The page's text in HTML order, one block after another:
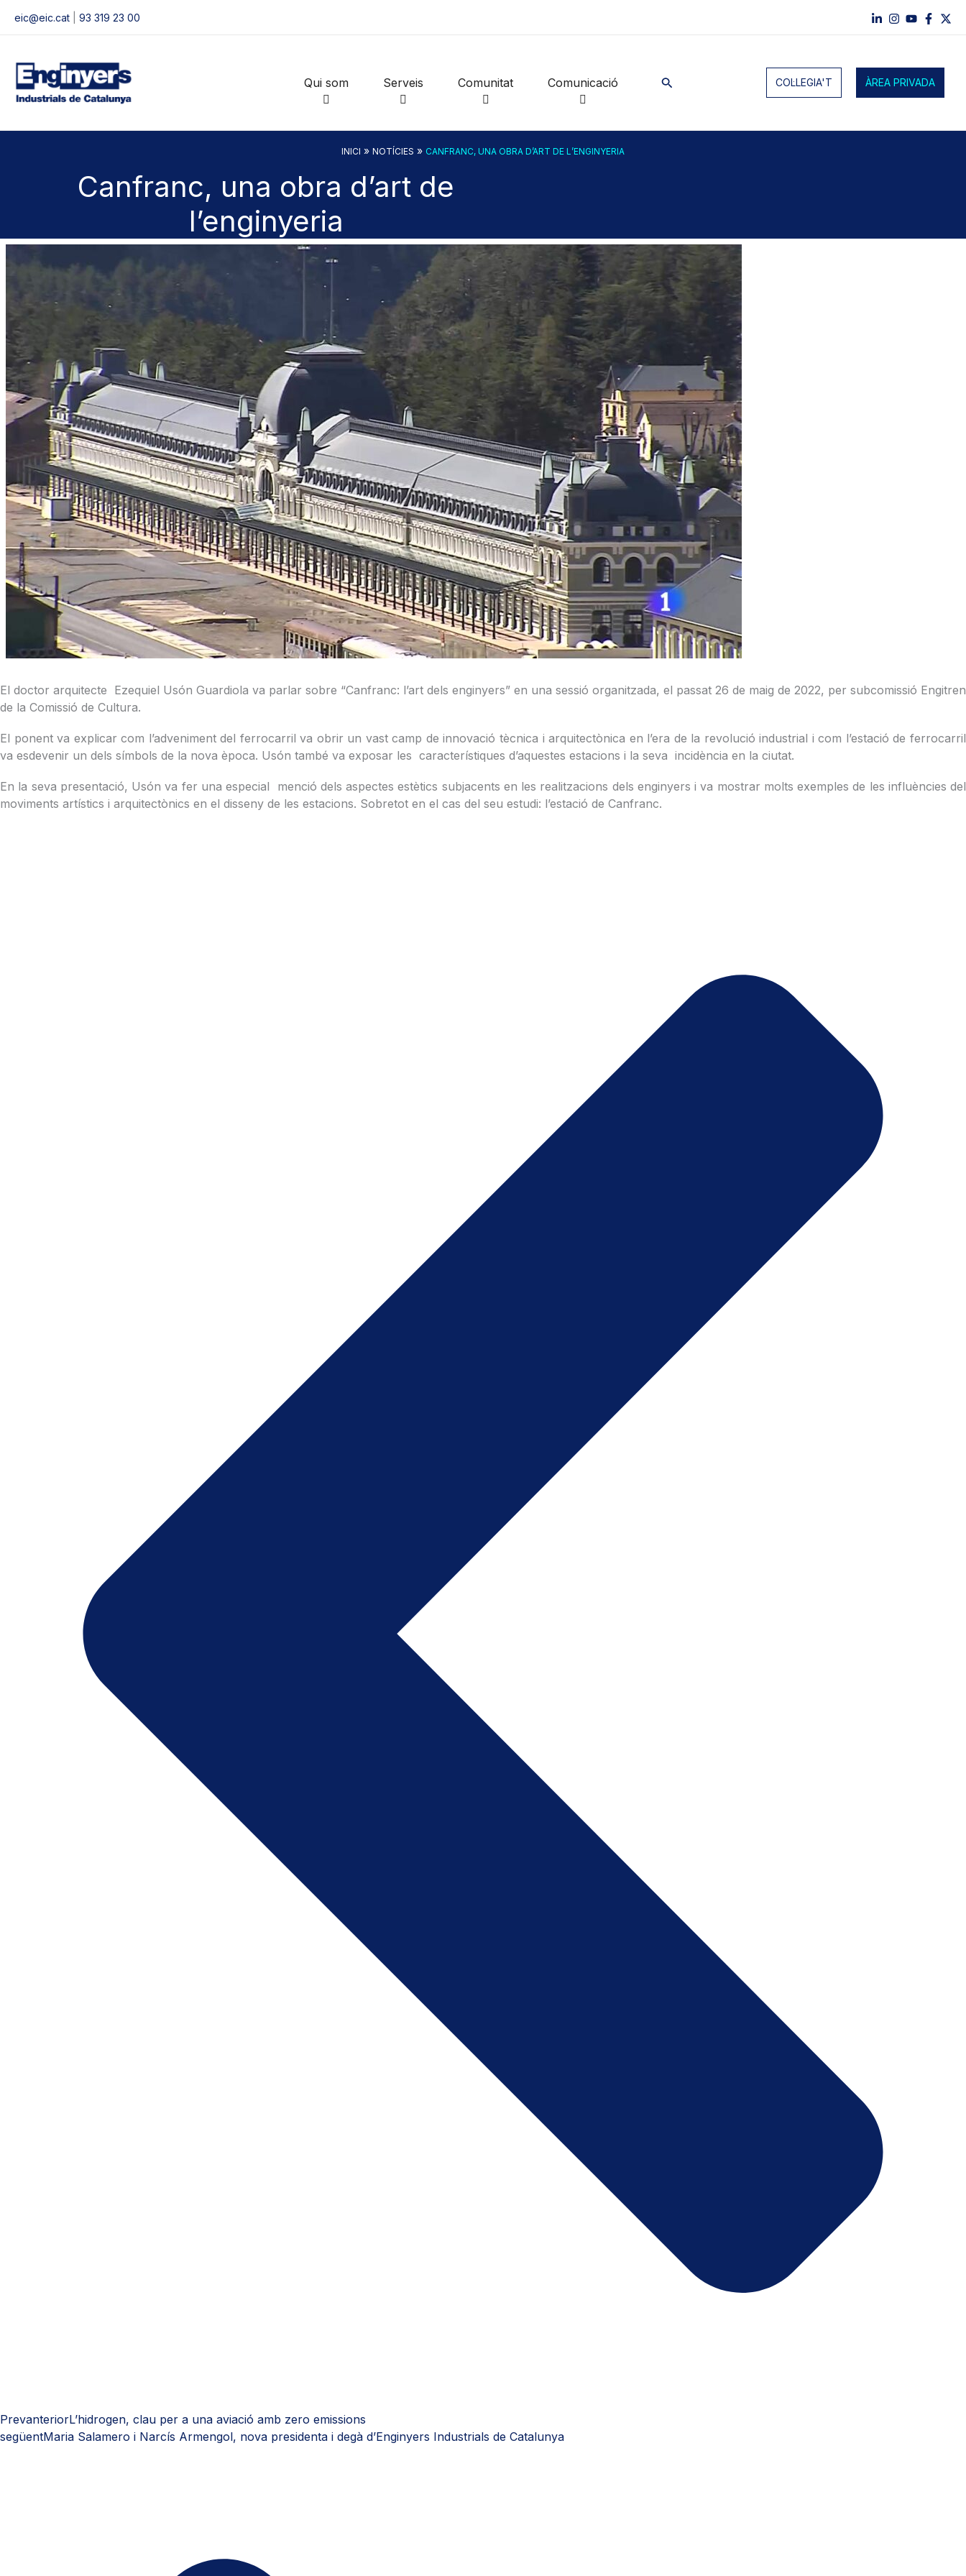
eic@eic.cat 93 319 23 00
Qui som Serveis Comunitat Comunicació Cerca COL·LEGIA'T ÀREA PRIVADA
INICI » NOTÍCIES » CANFRANC, UNA OBRA D’ART DE L’ENGINYERIA
Canfranc, una obra d’art de
l’enginyeria
El doctor arquitecte Ezequiel Usón Guardiola va parlar sobre “Canfranc: l’art dels enginyers” en una sessió organitzada, el passat 26 de maig de 2022, per subcomissió Engitren
de la Comissió de Cultura.
El ponent va explicar com l’adveniment del ferrocarril va obrir un vast camp de innovació tècnica i arquitectònica en l’era de la revolució industrial i com l’estació de ferrocarril
va esdevenir un dels símbols de la nova època. Usón també va exposar les característiques d’aquestes estacions i la seva incidència en la ciutat.
En la seva presentació, Usón va fer una especial menció dels aspectes estètics subjacents en les realitzacions dels enginyers i va mostrar molts exemples de les influències del
moviments artístics i arquitectònics en el disseny de les estacions. Sobretot en el cas del seu estudi: l’estació de Canfranc.
PrevanteriorL’hidrogen, clau per a una aviació amb zero emissions
següentMaria Salamero i Narcís Armengol, nova presidenta i degà d’Enginyers Industrials de Catalunya